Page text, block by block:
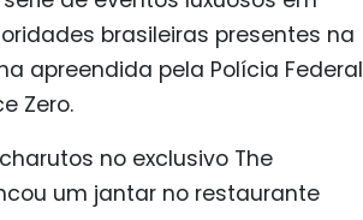
brasileiras presentes na
apreendida pela Polícia Federal
Zero.
no exclusivo The
um jantar no restaurante